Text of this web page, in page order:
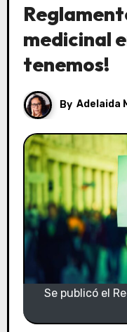
medicinal
tenemos!
By Adelaida
Se publicó el